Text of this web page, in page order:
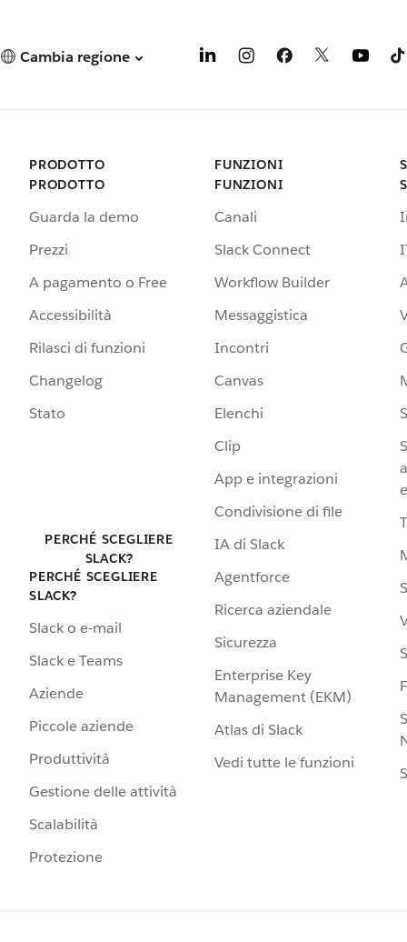
Cambia regione
PRODOTTO
PRODOTTO
Guarda la demo
Prezzi
A pagamento o Free
Accessibilità
Rilasci di funzioni
Changelog
Stato
PERCHÉ SCEGLIERE
SLACK?
PERCHÉ SCEGLIERE
SLACK?
Slack o e-mail
Slack e Teams
Aziende
Piccole aziende
Produttività
Gestione delle attività
Scalabilità
Protezione
FUNZIONI
FUNZIONI
Canali
Slack Connect
Workflow Builder
Messaggistica
Incontri
Canvas
Elenchi
Clip
App e integrazioni
Condivisione di file
IA di Slack
Agentforce
Ricerca aziendale
Sicurezza
Enterprise Key
Management (EKM)
Atlas di Slack
Vedi tutte le funzioni